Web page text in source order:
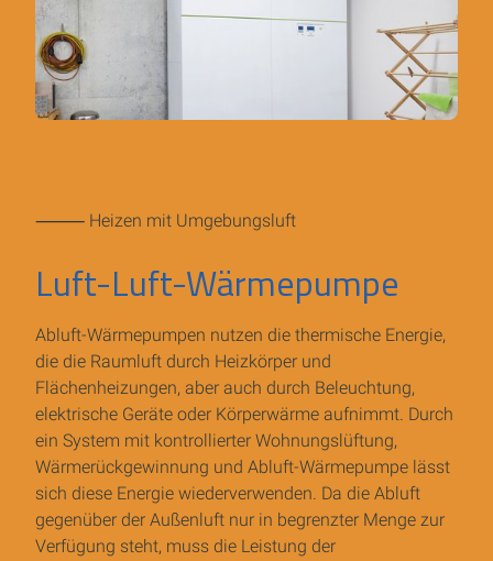
⸻ Heizen mit Umgebungsluft
Luft-Luft-Wärmepumpe
Abluft-Wärmepumpen nutzen die thermische Energie,
die die Raumluft durch Heizkörper und
Flächenheizungen, aber auch durch Beleuchtung,
elektrische Geräte oder Körperwärme aufnimmt. Durch
ein System mit kontrollierter Wohnungslüftung,
Wärmerückgewinnung und Abluft-Wärmepumpe lässt
sich diese Energie wiederverwenden. Da die Abluft
gegenüber der Außenluft nur in begrenzter Menge zur
Verfügung steht, muss die Leistung der